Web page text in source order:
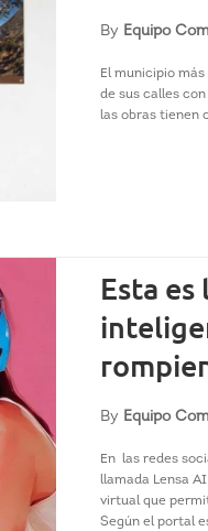
By Equipo
El municipio
de sus calles
las obras tienen
Esta
By Equipo
En las redes
llamada Lensa
virtual que
Según el portal